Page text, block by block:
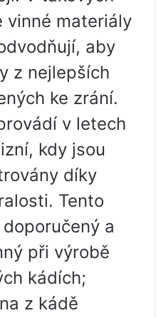
vinné materiály
aby
z nejlepších
ke zrání.
v letech
kdy jsou
díky
Tento
a
při výrobě
kádích;
z kádě